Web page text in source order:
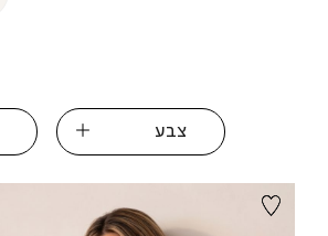
Black Friday (צבע